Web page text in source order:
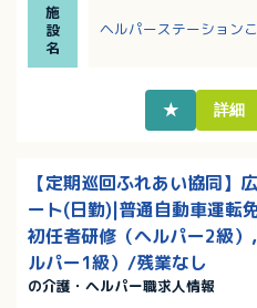
軟に対応してもらえます
・日中は看護師の方が
能で無料駐車場も完備！
施
設
名
ヘルパーステーション
★ 詳細
【定期巡回ふれあい協同
ート(日勤)|普通自動車運転
初任者研修（ヘルパー2級
ルパー1級）/残業なし
の介護・ヘルパー職求人情報